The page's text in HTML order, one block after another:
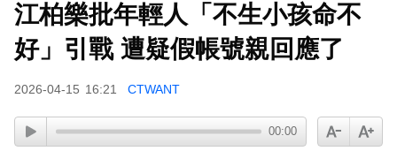
下載東森App，隨時掌握天下大小事！
慘被虧：是在震肚子？
江柏樂批年輕人「不生小孩命不
好」引戰 遭疑假帳號親回應了
2026-04-15 16:21 CTWANT
00:00